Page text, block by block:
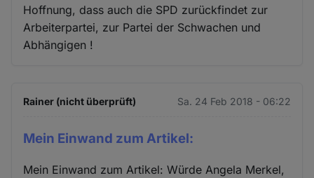
Hoffnung, dass auch die SPD zurückfindet zur
Arbeiterpartei, zur Partei der Schwachen und
Abhängigen !
Rainer (nicht überprüft) Sa. 24 Feb 2018 - 06:22
Mein Einwand zum Artikel:
Mein Einwand zum Artikel: Würde Angela Merkel,